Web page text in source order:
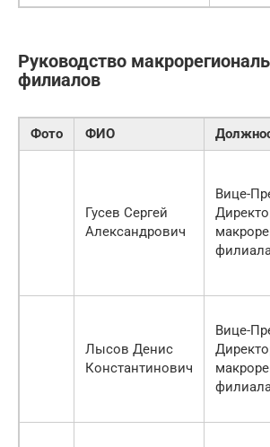
Руководство
филиалов
Фото ФИО
Гусев Сергей
Александрович
Вице-
Лысов Денис
Константинович
Вице-